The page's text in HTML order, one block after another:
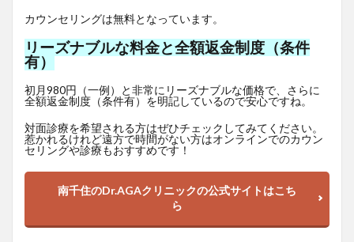
カウンセリングは無料となっています。
リーズナブルな料金と全額返金制度（条件
有）
初月980円（一例）と非常にリーズナブルな価格で、さらに
全額返金制度（条件有）を明記しているので安心ですね。
対面診療を希望される方はぜひチェックしてみてください。
惹かれるけれど遠方で時間がない方はオンラインでのカウン
セリングや診療もおすすめです！
南千住のDr.AGAクリニックの公式サイトはこち
ら